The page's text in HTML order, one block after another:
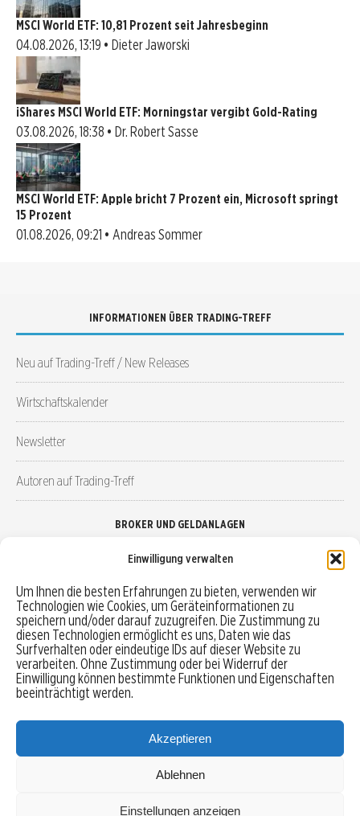
Einwilligung verwalten
Um Ihnen die besten Erfahrungen zu bieten, verwenden wir
Technologien wie Cookies, um Geräteinformationen zu
speichern und/oder darauf zuzugreifen. Die Zustimmung zu
diesen Technologien ermöglicht es uns, Daten wie das
Surfverhalten oder eindeutige IDs auf dieser Website zu
verarbeiten. Ohne Zustimmung oder bei Widerruf der
Einwilligung können bestimmte Funktionen und Eigenschaften
beeinträchtigt werden.
Akzeptieren
Ablehnen
Einstellungen anzeigen
MSCI World ETF: 10,81 Prozent seit Jahresbeginn
04.08.2026, 13:19 • Dieter Jaworski
iShares MSCI World ETF: Morningstar vergibt Gold-Rating
03.08.2026, 18:38 • Dr. Robert Sasse
MSCI World ETF: Apple bricht 7 Prozent ein, Microsoft springt
15 Prozent
01.08.2026, 09:21 • Andreas Sommer
INFORMATIONEN ÜBER TRADING-TREFF
Neu auf Trading-Treff / New Releases
Wirtschaftskalender
Newsletter
Autoren auf Trading-Treff
BROKER UND GELDANLAGEN
Robo-Advisor vergleichen
Depotvergleich
Festgeld vergleichen
Tagesgeld vergleichen